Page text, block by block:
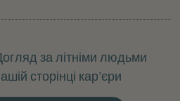
за літніми людьми
сторінці кар’єри